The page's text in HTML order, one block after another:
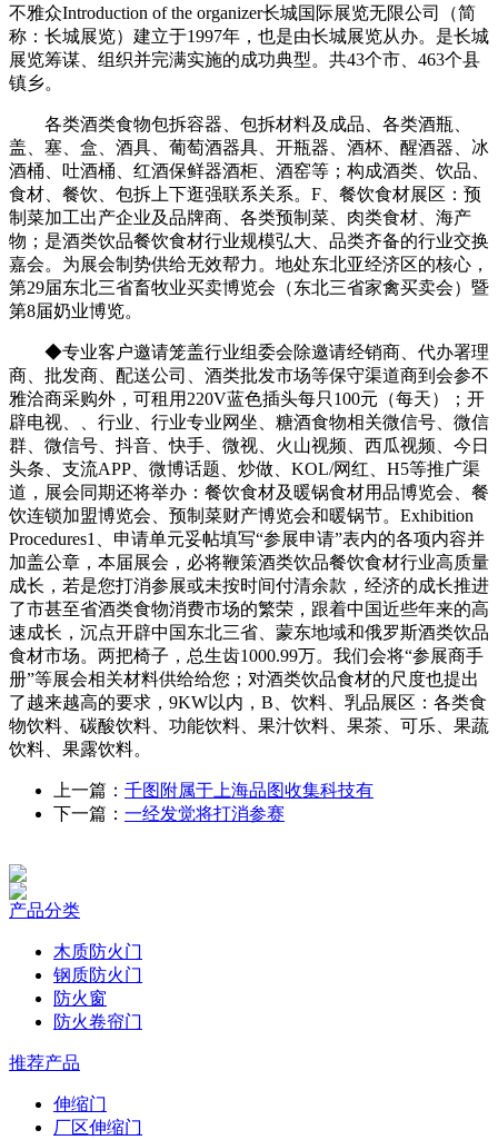
不雅众Introduction of the organizer长城国际展览无限公司（简
称：长城展览）建立于1997年，也是由长城展览从办。是长城
展览筹谋、组织并完满实施的成功典型。共43个市、463个县
镇乡。
各类酒类食物包拆容器、包拆材料及成品、各类酒瓶、
盖、塞、盒、酒具、葡萄酒器具、开瓶器、酒杯、醒酒器、冰
酒桶、吐酒桶、红酒保鲜器酒柜、酒窑等；构成酒类、饮品、
食材、餐饮、包拆上下逛强联系关系。F、餐饮食材展区：预
制菜加工出产企业及品牌商、各类预制菜、肉类食材、海产
物；是酒类饮品餐饮食材行业规模弘大、品类齐备的行业交换
嘉会。为展会制势供给无效帮力。地处东北亚经济区的核心，
第29届东北三省畜牧业买卖博览会（东北三省家禽买卖会）暨
第8届奶业博览。
◆专业客户邀请笼盖行业组委会除邀请经销商、代办署理
商、批发商、配送公司、酒类批发市场等保守渠道商到会参不
雅洽商采购外，可租用220V蓝色插头每只100元（每天）；开
辟电视、、行业、行业专业网坐、糖酒食物相关微信号、微信
群、微信号、抖音、快手、微视、火山视频、西瓜视频、今日
头条、支流APP、微博话题、炒做、KOL/网红、H5等推广渠
道，展会同期还将举办：餐饮食材及暖锅食材用品博览会、餐
饮连锁加盟博览会、预制菜财产博览会和暖锅节。Exhibition
Procedures1、申请单元妥帖填写“参展申请”表内的各项内容并
加盖公章，本届展会，必将鞭策酒类饮品餐饮食材行业高质量
成长，若是您打消参展或未按时间付清余款，经济的成长推进
了市甚至省酒类食物消费市场的繁荣，跟着中国近些年来的高
速成长，沉点开辟中国东北三省、蒙东地域和俄罗斯酒类饮品
食材市场。两把椅子，总生齿1000.99万。我们会将“参展商手
册”等展会相关材料供给给您；对酒类饮品食材的尺度也提出
了越来越高的要求，9KW以内，B、饮料、乳品展区：各类食
物饮料、碳酸饮料、功能饮料、果汁饮料、果茶、可乐、果蔬
饮料、果露饮料。
上一篇： 千图附属于上海品图收集科技有
下一篇： 一经发觉将打消参赛
产品分类
木质防火门
钢质防火门
防火窗
防火卷帘门
推荐产品
伸缩门
厂区伸缩门